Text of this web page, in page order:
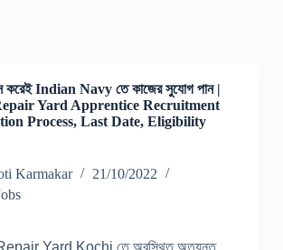
করেই Indian Navy তে কাজের সুযোগ পান |
Yard Apprentice Recruitment
Process, Last Date, Eligibility
Karmakar
21/10/2022
Yard Kochi তে অবস্থিত অত্যন্ত